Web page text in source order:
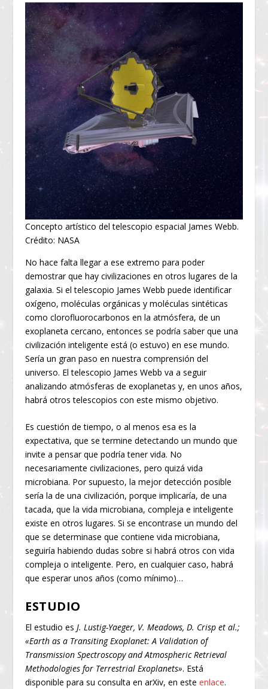
Concepto artístico del telescopio espacial James Webb.
Crédito: NASA
No hace falta llegar a ese extremo para poder
demostrar que hay civilizaciones en otros lugares de la
galaxia. Si el telescopio James Webb puede identificar
oxígeno, moléculas orgánicas y moléculas sintéticas
como clorofluorocarbonos en la atmósfera, de un
exoplaneta cercano, entonces se podría saber que una
civilización inteligente está (o estuvo) en ese mundo.
Sería un gran paso en nuestra comprensión del
universo. El telescopio James Webb va a seguir
analizando atmósferas de exoplanetas y, en unos años,
habrá otros telescopios con este mismo objetivo.
Es cuestión de tiempo, o al menos esa es la
expectativa, que se termine detectando un mundo que
invite a pensar que podría tener vida. No
necesariamente civilizaciones, pero quizá vida
microbiana. Por supuesto, la mejor detección posible
sería la de una civilización, porque implicaría, de una
tacada, que la vida microbiana, compleja e inteligente
existe en otros lugares. Si se encontrase un mundo del
que se determinase que contiene vida microbiana,
seguiría habiendo dudas sobre si habrá otros con vida
compleja o inteligente. Pero, en cualquier caso, habrá
que esperar unos años (como mínimo)…
ESTUDIO
El estudio es J. Lustig-Yaeger, V. Meadows, D. Crisp et al.;
«Earth as a Transiting Exoplanet: A Validation of
Transmission Spectroscopy and Atmospheric Retrieval
Methodologies for Terrestrial Exoplanets». Está
disponible para su consulta en arXiv, en esteenlace.